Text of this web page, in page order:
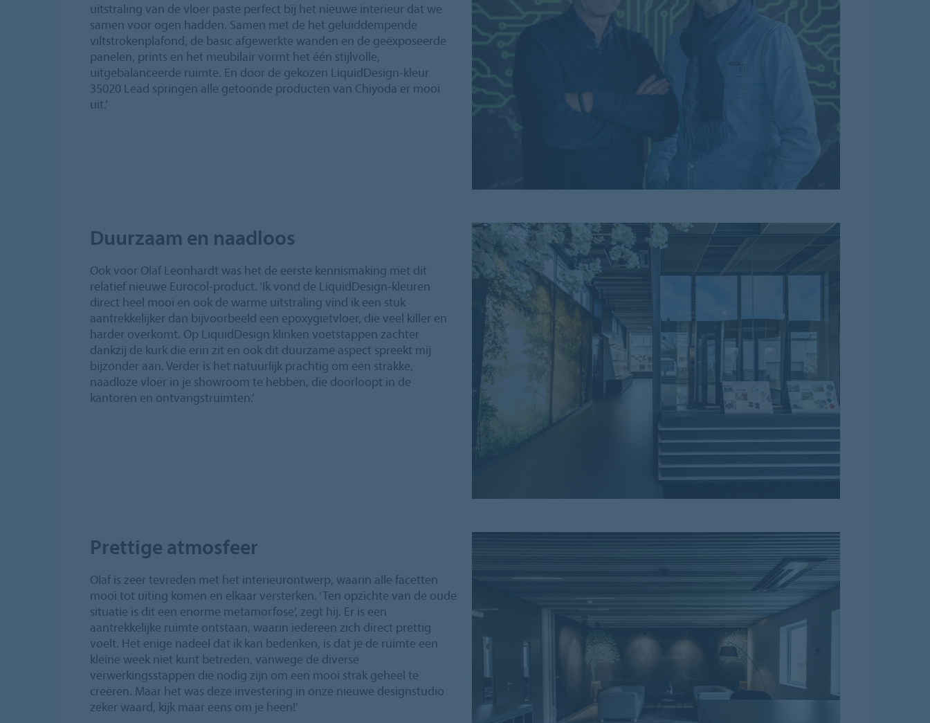
uitstraling van de vloer paste perfect bij het nieuwe interieur dat we
samen voor ogen hadden. Samen met de het geluiddempende
viltstrokenplafond, de basic afgewerkte wanden en de geëxposeerde
panelen, prints en het meubilair vormt het één stijlvolle,
uitgebalanceerde ruimte. En door de gekozen LiquidDesign-kleur
35020 Lead springen alle getoonde producten van Chiyoda er mooi
uit.’
Duurzaam en naadloos
Ook voor Olaf Leonhardt was het de eerste kennismaking met dit
relatief nieuwe Eurocol-product. ‘Ik vond de LiquidDesign-kleuren
direct heel mooi en ook de warme uitstraling vind ik een stuk
aantrekkelijker dan bijvoorbeeld een epoxygietvloer, die veel killer en
harder overkomt. Op LiquidDesign klinken voetstappen zachter
dankzij de kurk die erin zit en ook dit duurzame aspect spreekt mij
bijzonder aan. Verder is het natuurlijk prachtig om een strakke,
naadloze vloer in je showroom te hebben, die doorloopt in de
kantoren en ontvangstruimten.’
Prettige atmosfeer
Olaf is zeer tevreden met het interieurontwerp, waarin alle facetten
mooi tot uiting komen en elkaar versterken. ‘Ten opzichte van de oude
situatie is dit een enorme metamorfose’, zegt hij. Er is een
aantrekkelijke ruimte ontstaan, waarin iedereen zich direct prettig
voelt. Het enige nadeel dat ik kan bedenken, is dat je de ruimte een
kleine week niet kunt betreden, vanwege de diverse
verwerkingsstappen die nodig zijn om een mooi strak geheel te
creëren. Maar het was deze investering in onze nieuwe designstudio
zeker waard, kijk maar eens om je heen!’